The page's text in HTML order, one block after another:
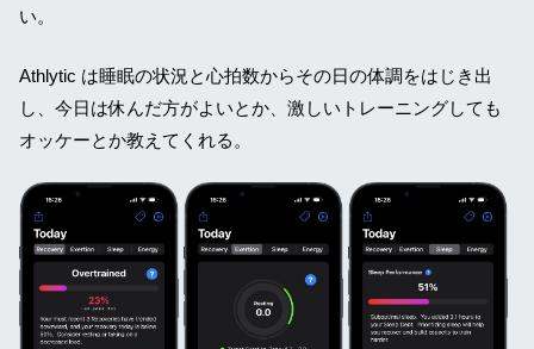
い。
Athlytic は睡眠の状況と心拍数からその日の体調をはじき出
し、今日は休んだ方がよいとか、激しいトレーニングしても
オッケーとか教えてくれる。